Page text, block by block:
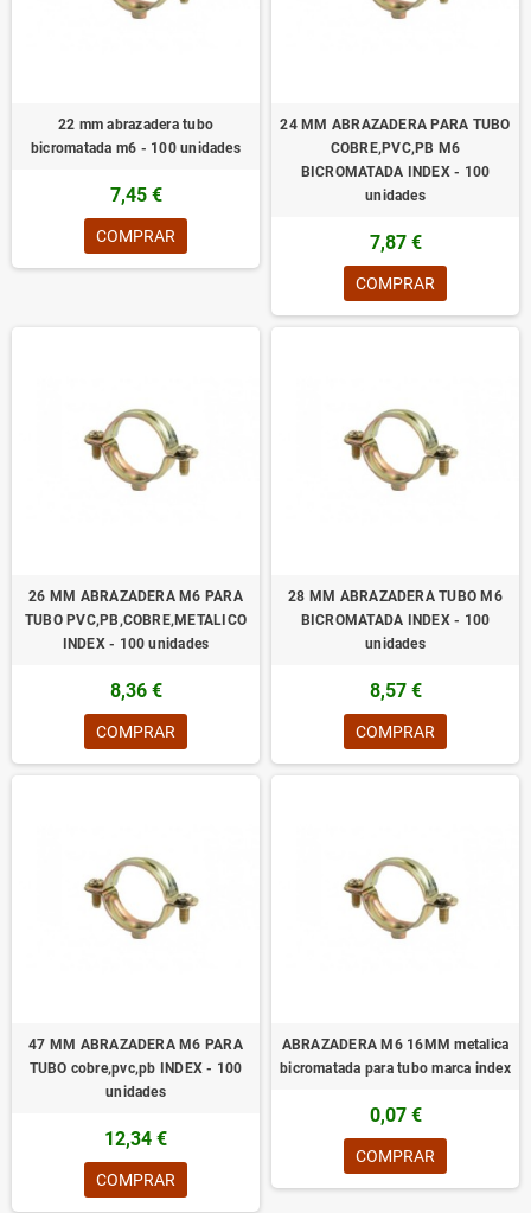
22 mm abrazadera tubo
bicromatada m6 - 100 unidades
7,45 €
COMPRAR
24 MM ABRAZADERA PARA TUBO
COBRE,PVC,PB M6
BICROMATADA INDEX - 100
unidades
7,87 €
COMPRAR
26 MM ABRAZADERA M6 PARA
TUBO PVC,PB,COBRE,METALICO
INDEX - 100 unidades
8,36 €
COMPRAR
28 MM ABRAZADERA TUBO M6
BICROMATADA INDEX - 100
unidades
8,57 €
COMPRAR
47 MM ABRAZADERA M6 PARA
TUBO cobre,pvc,pb INDEX - 100
unidades
12,34 €
COMPRAR
ABRAZADERA M6 16MM metalica
bicromatada para tubo marca index
0,07 €
COMPRAR